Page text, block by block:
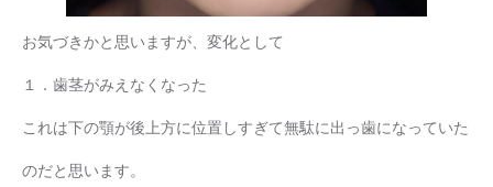
お気づきかと思いますが、変化として
１．歯茎がみえなくなった
これは下の顎が後上方に位置しすぎて無駄に出っ歯になっていた
のだと思います。